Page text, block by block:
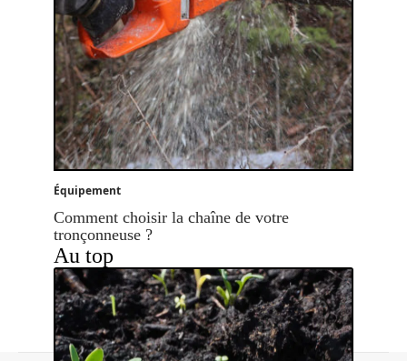
Équipement
Comment choisir la chaîne de votre
tronçonneuse ?
Au top